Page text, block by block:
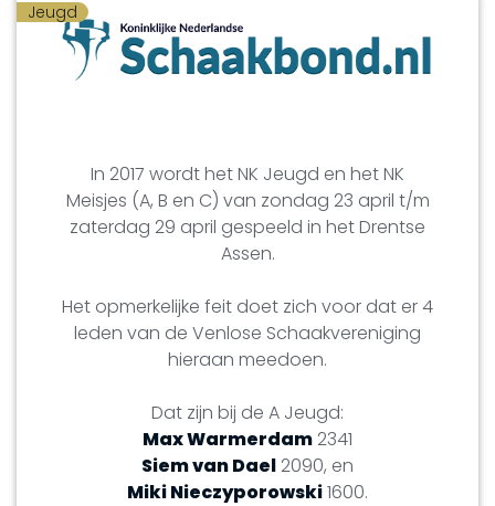
Jeugd
In 2017 wordt het NK Jeugd en het NK
Meisjes (A, B en C) van zondag 23 april t/m
zaterdag 29 april gespeeld in het Drentse
Assen.
Het opmerkelijke feit doet zich voor dat er 4
leden van de Venlose Schaakvereniging
hieraan meedoen.
Dat zijn bij de A Jeugd:
Max Warmerdam 2341
Siem van Dael 2090, en
Miki Nieczyporowski1600.